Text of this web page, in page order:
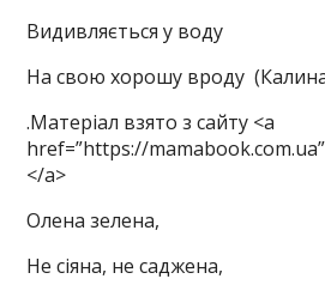
Видивляється у воду
На свою хорошу вроду
.Матеріал взято з сайту <a
href=”https://
</a>
Олена зелена,
Не сіяна, не саджена,